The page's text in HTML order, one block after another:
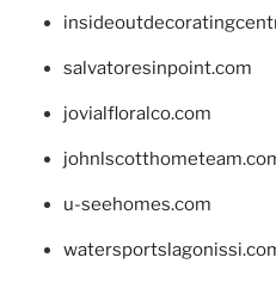
salvatoresinpoint.com
jovialfloralco.com
u-seehomes.com